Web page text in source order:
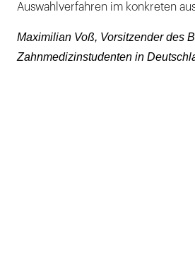
Auswahlverfahren im konkreten
Maximilian Voß, Vorsitzender des
Zahnmedizinstudenten in